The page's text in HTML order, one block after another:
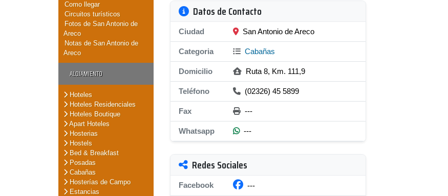
Como llegar
Circuitos turísticos
Fotos de San Antonio de
Areco
Notas de San Antonio de
Areco
ALOJAMIENTO
Hoteles
Hoteles Residenciales
Hoteles Boutique
Apart Hoteles
Hosterias
Hostels
Bed & Breakfast
Posadas
Cabañas
Hosterías de Campo
Estancias
Datos de Contacto
Ciudad San Antonio de Areco
Categoria Cabañas
Domicilio Ruta 8, Km. 111,9
Teléfono (02326) 45 5899
Fax ---
Whatsapp ---
Redes Sociales
Facebook ---